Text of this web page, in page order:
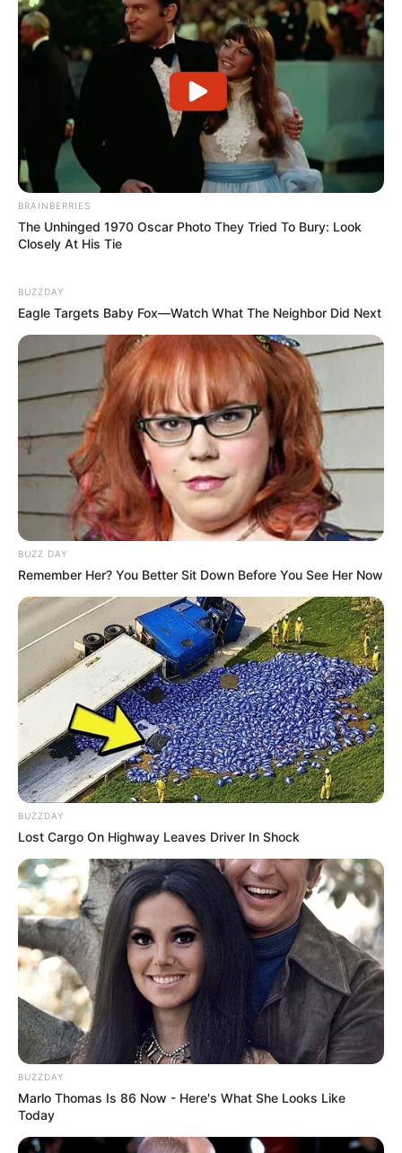
Tags Gujarat Gujarat News Rajkot
Rajkot News
Saurashtra
પુરુષોત્તમ રૂપાલા રિવાબા રિવાબા જાડેજા
અમારી યુટ્યુબ ચેનલ ને Subscribe કરો
Latest News
અમદાવાદમાં મેયરને જોતા જ 3 દિવસથી પાણીમાં
રહેલા લોકોનો બાટલો ફાટ્યો
2 weeks ago
‘વિદ્યાર્થીઓને મારવાનો આદેશ કોણે આપ્યો, પેલેટ
ગનનો ઉપયોગ કરવાની મંજુરી કોણે આપી? રાહુલ
ગાંધીએ અમિત શાહને પત્ર લખ્યો
2 weeks ago
કેનેડામાં કાર અકસ્માતમાં અમદાવાદના કોમ્પ્યુટર
એન્જિનિયરનું મોત
2 weeks ago
પેપર લીક વિરુદ્ધ કાલે નવું બિલ આવી શકે છે, 10
વર્ષની જેલ અને 10 કરોડ સુધીના દંડની જોગવાઈ
2 weeks ago
મોદીએ રાતે 12 વાગ્યે વીડિયો મેસેજ જાહેર કરીને
BRAINBERRIES
The Unhinged 1970 Oscar Photo They Tried To Bury: Look
Closely At His Tie
BUZZDAY
Eagle Targets Baby Fox—Watch What The Neighbor Did Next
BUZZ DAY
Remember Her? You Better Sit Down Before You See Her Now
BUZZDAY
Lost Cargo On Highway Leaves Driver In Shock
BUZZDAY
Marlo Thomas Is 86 Now - Here's What She Looks Like
Today